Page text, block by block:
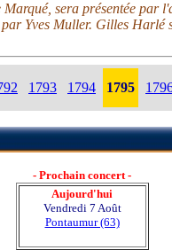
sera présentée par
Yves Muller. Gilles Harlé
1793 1794 1795
- Prochain concert -
Aujourd'hui
Vendredi 7 Août
Pontaumur (63)